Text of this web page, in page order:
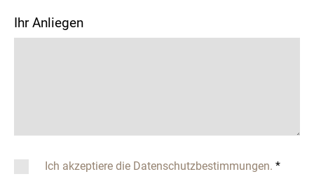
Ihr Anliegen
Ich akzeptiere die Datenschutzbestimmungen. *